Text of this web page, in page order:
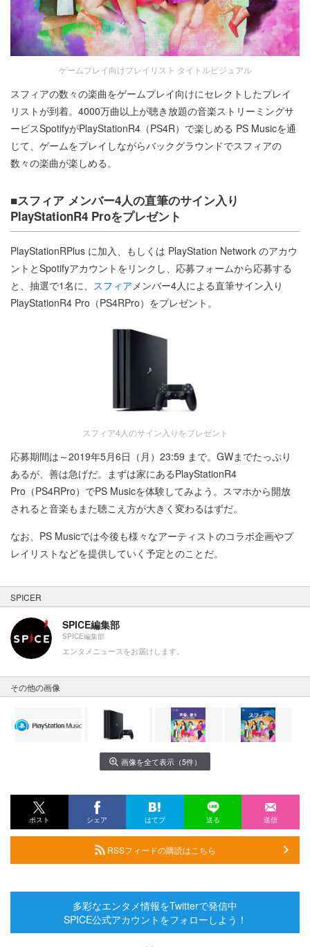
ゲームプレイ向けプレイリスト タイトルビジュアル
スフィアの数々の楽曲をゲームプレイ向けにセレクトしたプレイ
リストが到着。4000万曲以上が聴き放題の音楽ストリーミングサ
ービスSpotifyがPlayStationR4（PS4R）で楽しめる PS Musicを通
じて、ゲームをプレイしながらバックグラウンドでスフィアの
数々の楽曲が楽しめる。
■スフィア メンバー4人の直筆のサイン入り
PlayStationR4 Proをプレゼント
PlayStationRPlus に加入、もしくは PlayStation Network のアカウ
ントとSpotifyアカウントをリンクし、応募フォームから応募する
と、抽選で1名に、 スフィア メンバー4人による直筆サイン入り
PlayStationR4 Pro（PS4RPro）をプレゼント。
スフィア4人のサイン入りをプレゼント
応募期間は～2019年5月6日（月）23:59 まで。GWまでたっぷり
あるが、善は急げだ。まずは家にあるPlayStationR4
Pro（PS4RPro）でPS Musicを体験してみよう。スマホから開放
されると音楽もまた聴こえ方が大きく変わるはずだ。
なお、PS Musicでは今後も様々なアーティストのコラボ企画やプ
レイリストなどを提供していく予定とのことだ。
SPICER
SPICE編集部
SPICE編集部
エンタメニュースをお届けします。
その他の画像
画像を全て表示（5件）
ポスト シェア はてブ 送る 送信
RSSフィードの購読はこちら
多彩なエンタメ情報をTwitterで発信中
SPICE公式アカウントをフォローしよう！